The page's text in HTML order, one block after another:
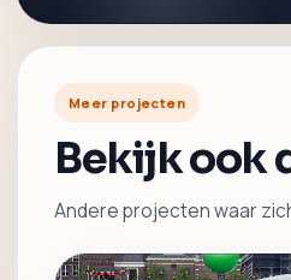
Meer projecten
Bekijk ook
Andere projecten waar